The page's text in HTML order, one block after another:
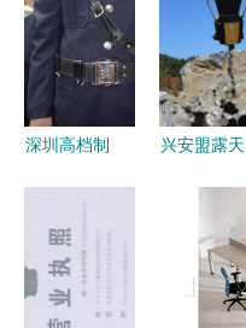
保，持证上
岗保障安全
与安保新利
器
深圳高档制
保，打造专
业团队形象
兴安盟露天
高效与安保
并重